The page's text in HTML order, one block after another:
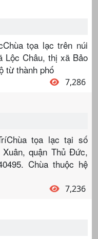
tọa lạc trên núi
Châu, thị xã Bảo
từ thành phố
7,286
tọa lạc tại số
quận Thủ Đức,
Chùa thuộc hệ
7,236